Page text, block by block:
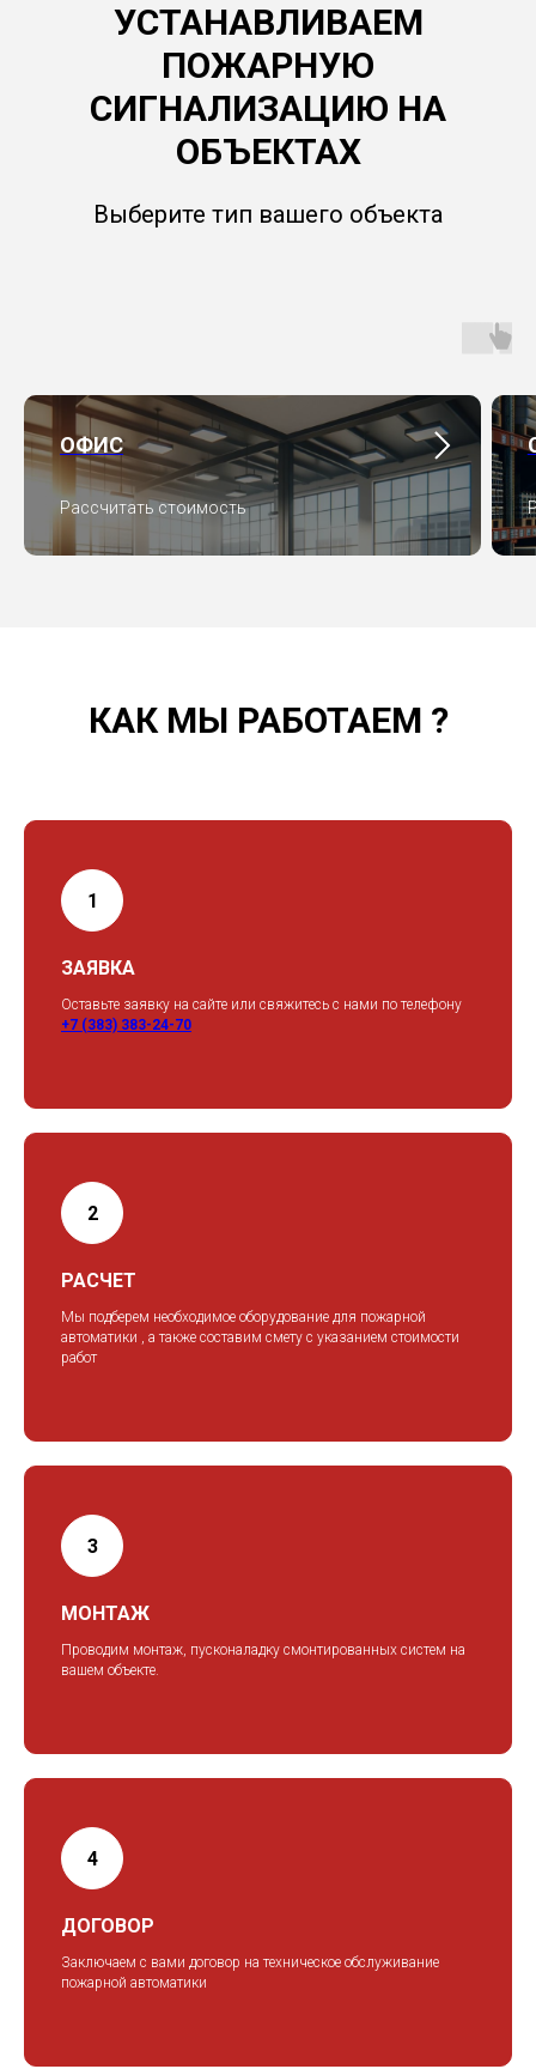
УСТАНАВЛИВАЕМ
ПОЖАРНУЮ
СИГНАЛИЗАЦИЮ НА
ОБЪЕКТАХ
Выберите тип вашего объекта
ОФИС
Рассчитать стоимость
КАК МЫ РАБОТАЕМ ?
ЗАЯВКА
Оставьте заявку на сайте или свяжитесь с нами по телефону
+7 (383) 383-24-70
РАСЧЕТ
Мы подберем необходимое оборудование для пожарной
автоматики , а также составим смету с указанием стоимости
работ
МОНТАЖ
Проводим монтаж, пусконаладку смонтированных систем на
вашем объекте.
ДОГОВОР
Заключаем с вами договор на техническое обслуживание
пожарной автоматики